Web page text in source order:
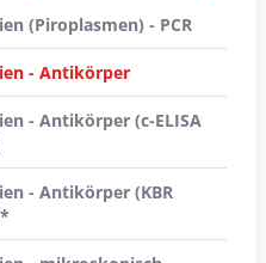
(Piroplasmen) - PCR
- Antikörper
- Antikörper (c-ELISA
- Antikörper (KBR